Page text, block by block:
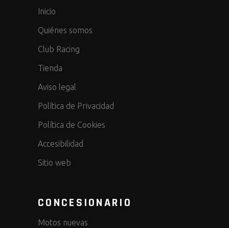
Inicio
Quiénes somos
Club Racing
Tienda
Aviso legal
Política de Privacidad
Política de Cookies
Accesibilidad
Sitio web
CONCESIONARIO
Motos nuevas